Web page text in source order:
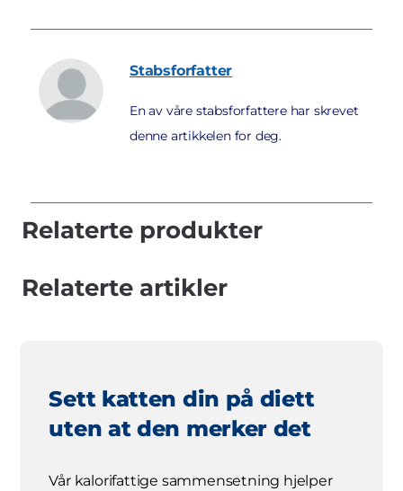
Stabsforfatter
En av våre stabsforfattere har skrevet
denne artikkelen for deg.
Relaterte produkter
Relaterte artikler
Sett katten din på diett
uten at den merker det
Vår kalorifattige sammensetning hjelper